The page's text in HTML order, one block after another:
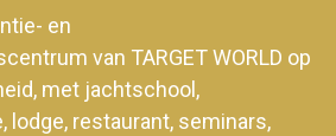
en
van TARGET WORLD op
met jachtschool,
lodge, restaurant, seminars,